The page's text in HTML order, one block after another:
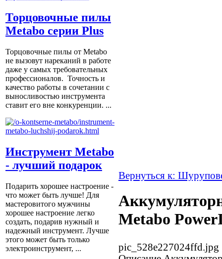
Торцовочные пилы
Metabo серии Plus
Торцовочные пилы от Metabo
не вызовут нареканий в работе
даже у самых требовательных
профессионалов. Точность и
качество работы в сочетании с
выносливостью инструмента
ставит его вне конкуренции. ...
Инструмент Metabo
- лучший подарок
Подарить хорошее настроение -
что может быть лучше! Для
мастеровитого мужчины
хорошее настроение легко
создать, подарив нужный и
надежный инструмент. Лучше
этого может быть только
электроинструмент, ...
Вернуться к:
Metabo
pic_528e227024ffd.jpg